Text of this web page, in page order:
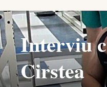
Interviu
Cirstea